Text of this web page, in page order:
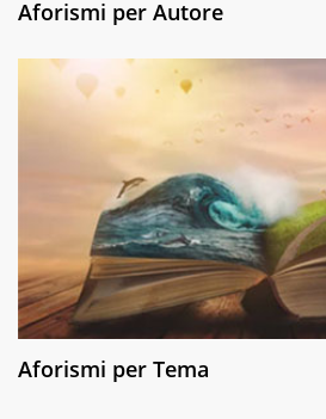
Aforismi per Autore
Aforismi per Tema